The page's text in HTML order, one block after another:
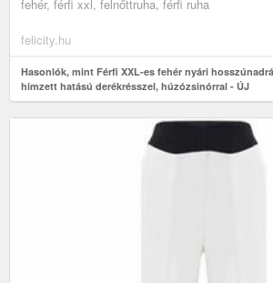
fehér, férfi xxl, felnőttruha, férfi ruha
felicity.hu
Hasonlók, mint Férfi XXL-es fehér nyári
hímzett hatású derékrésszel, húzózsinórral - ÚJ